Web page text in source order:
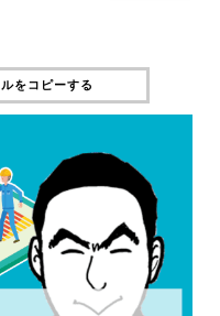
をコピーする